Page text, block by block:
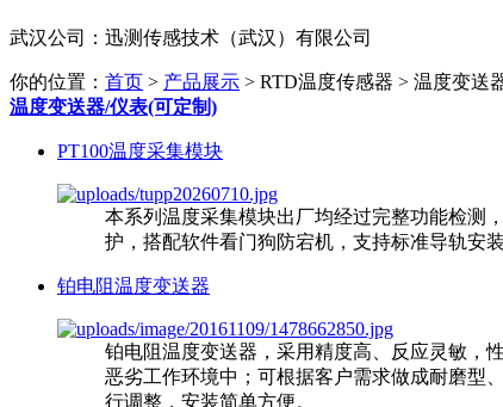
武汉公司：迅测传感技术（武汉）有限公司
你的位置： 首页 > 产品展示 > RTD温度传感器 > 温度变送
温度变送器/仪表(可定制)
PT100温度采集模块
本系列温度采集模块出厂均经过完整功能检测
护，搭配软件看门狗防宕机，支持标准导轨安
铂电阻温度变送器
铂电阻温度变送器，采用精度高、反应灵敏，
恶劣工作环境中；可根据客户需求做成耐磨型
行调整，安装简单方便。